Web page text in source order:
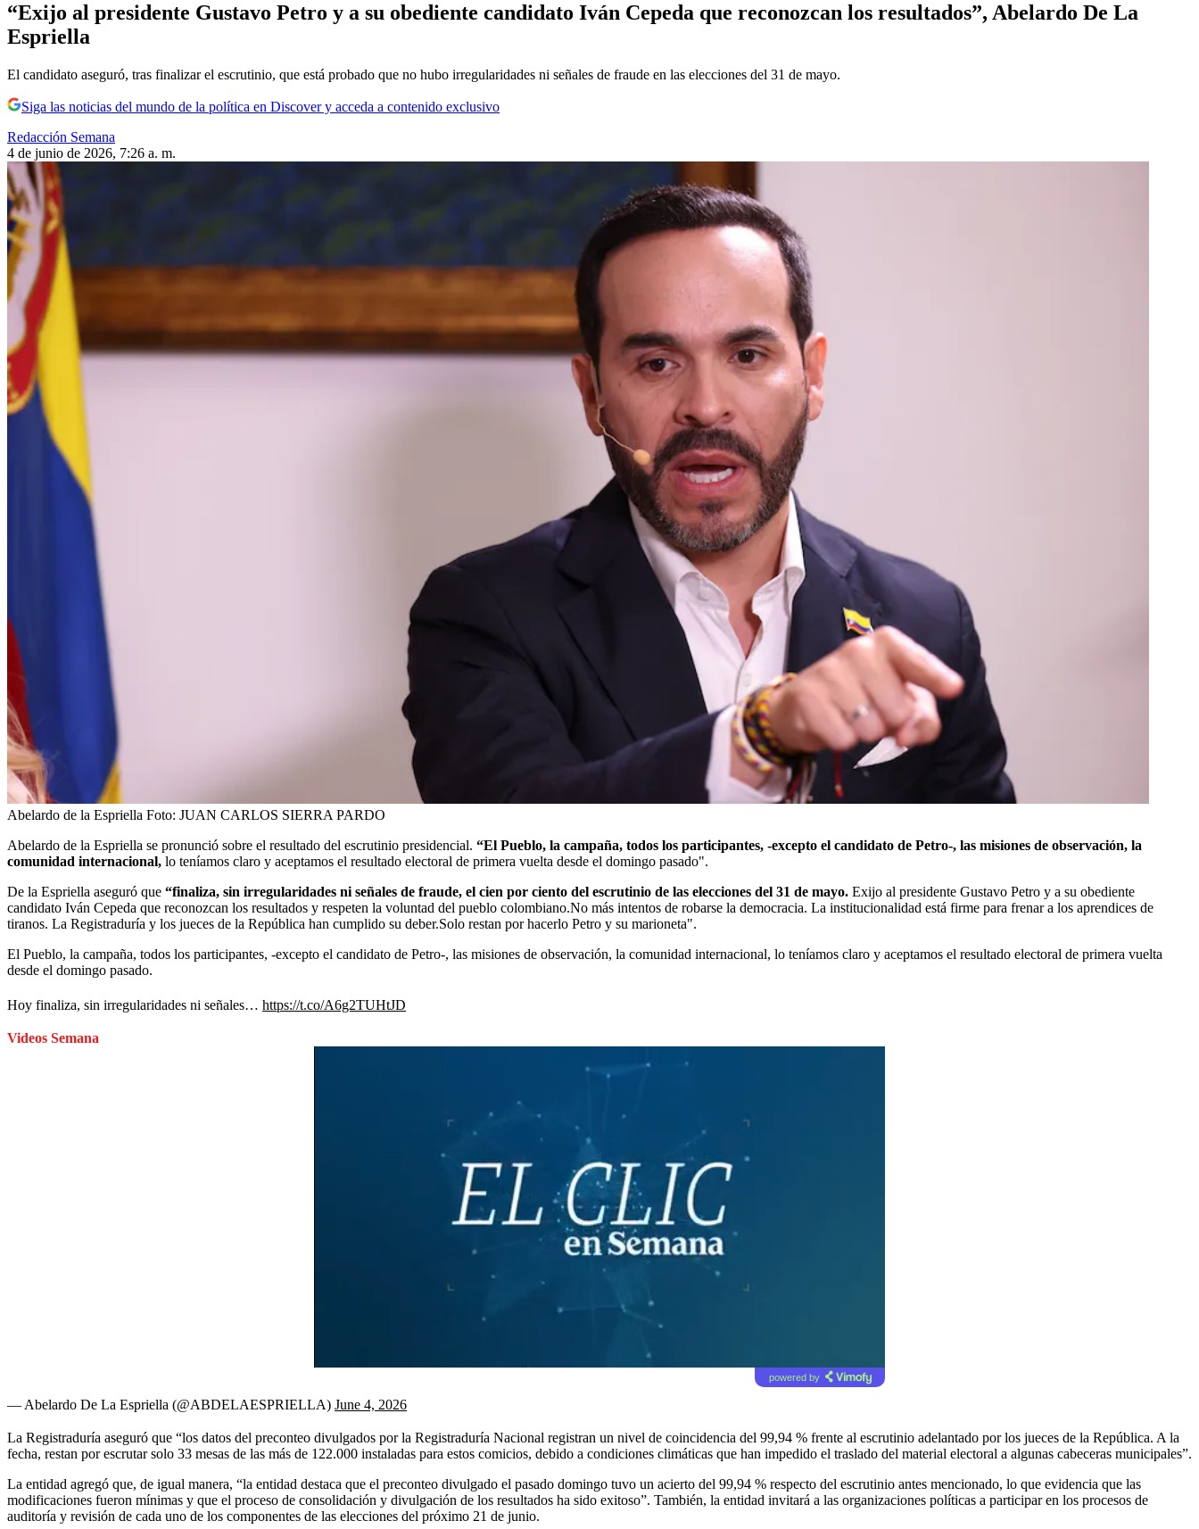
“Exijo al presidente Gustavo Petro y a su obediente candidato Iván Cepeda que reconozcan los resultados”, Abelardo De La
Espriella
El candidato aseguró, tras finalizar el escrutinio, que está probado que no hubo irregularidades ni señales de fraude en las elecciones del 31 de mayo.
Siga las noticias del mundo de la política en Discover y acceda a contenido exclusivo
Redacción Semana
4 de junio de 2026, 7:26 a. m.
Abelardo de la Espriella Foto: JUAN CARLOS SIERRA PARDO
Abelardo de la Espriella se pronunció sobre el resultado del escrutinio presidencial. “El Pueblo, la campaña, todos los participantes, -excepto el candidato de Petro-, las misiones de observación, la
comunidad internacional, lo teníamos claro y aceptamos el resultado electoral de primera vuelta desde el domingo pasado".
De la Espriella aseguró que “finaliza, sin irregularidades ni señales de fraude, el cien por ciento del escrutinio de las elecciones del 31 de mayo. Exijo al presidente Gustavo Petro y a su obediente
candidato Iván Cepeda que reconozcan los resultados y respeten la voluntad del pueblo colombiano.No más intentos de robarse la democracia. La institucionalidad está firme para frenar a los aprendices de
tiranos. La Registraduría y los jueces de la República han cumplido su deber.Solo restan por hacerlo Petro y su marioneta".
El Pueblo, la campaña, todos los participantes, -excepto el candidato de Petro-, las misiones de observación, la comunidad internacional, lo teníamos claro y aceptamos el resultado electoral de primera vuelta
desde el domingo pasado.
Hoy finaliza, sin irregularidades ni señales… https://t.co/A6g2TUHtJD
Videos Semana
powered by
— Abelardo De La Espriella (@ABDELAESPRIELLA) June 4, 2026
La Registraduría aseguró que “los datos del preconteo divulgados por la Registraduría Nacional registran un nivel de coincidencia del 99,94 % frente al escrutinio adelantado por los jueces de la República. A la
fecha, restan por escrutar solo 33 mesas de las más de 122.000 instaladas para estos comicios, debido a condiciones climáticas que han impedido el traslado del material electoral a algunas cabeceras municipales”.
La entidad agregó que, de igual manera, “la entidad destaca que el preconteo divulgado el pasado domingo tuvo un acierto del 99,94 % respecto del escrutinio antes mencionado, lo que evidencia que las
modificaciones fueron mínimas y que el proceso de consolidación y divulgación de los resultados ha sido exitoso”. También, la entidad invitará a las organizaciones políticas a participar en los procesos de
auditoría y revisión de cada uno de los componentes de las elecciones del próximo 21 de junio.